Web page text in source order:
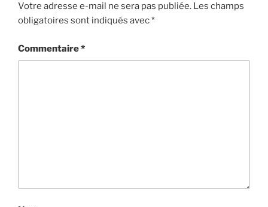
Votre adresse e-mail ne sera pas publiée. Les champs
obligatoires sont indiqués avec*
Commentaire*